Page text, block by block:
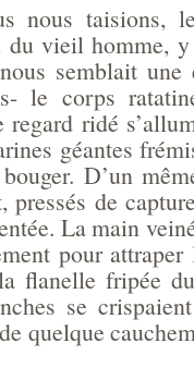
nous taisions,
vieil homme,
semblait une
le corps
regard ridé
géantes
D’un
pressés de
La main
pour attraper
flanelle fripée
se
quelque